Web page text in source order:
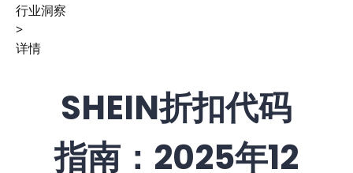
行业洞察
>
详情
SHEIN折扣代码
指南：2025年12